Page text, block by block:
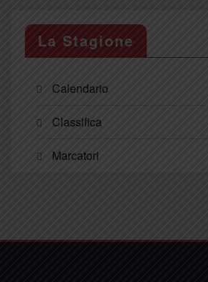
La Stagione
Calendario
Classifica
Marcatori